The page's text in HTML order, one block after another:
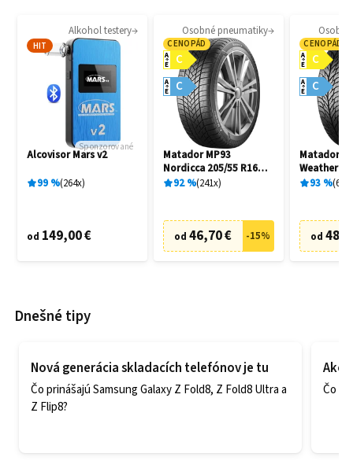
Alkohol testery
HIT
Sponzorované
Alcovisor Mars v2
99% 264x
od 149,00 €
Osobné pneumatiky
CENOPÁD
C
A
E
C
A
E
Matador MP93
Nordicca 205/55 R16
91H
92% 241x
od 46,70 € -15%
CENOPÁD
C
A
E
C
A
E
Matador
Weather
R16 91H
93% 69
od
Dnešné tipy
Nová generácia skladacích telefónov je tu
Čo prinášajú Samsung Galaxy Z Fold8, Z Fold8 Ultra a
Z Flip8?
Ako
Čo